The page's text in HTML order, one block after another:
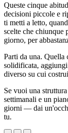
Queste cinque
decisioni piccole e
ti metti a letto,
scelte che
giorno, per
Parti da una. Quella
solidificata,
diverso su cui
Se vuoi una
settimanali e un
giorni — dai
tu.